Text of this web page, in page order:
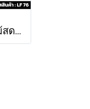
พวงหรีดพัดลมดอกไม้สด นทีธาร (LF76)